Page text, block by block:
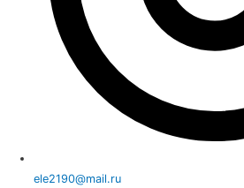
ele2190@mail.ru